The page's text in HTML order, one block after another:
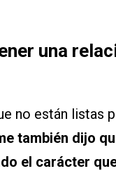
una
no están listas
también dijo
el carácter